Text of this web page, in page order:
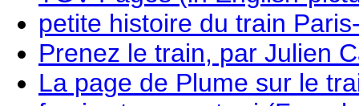
petite histoire du train
Prenez le train, par Julien
La page de Plume sur le